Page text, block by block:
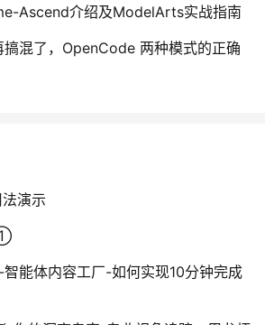
Ascend介绍及ModelArts实战指南
混了，OpenCode 两种模式的正确
演示
能体内容工厂-如何实现10分钟完成